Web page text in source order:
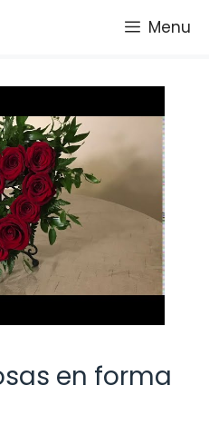
Menu
en forma